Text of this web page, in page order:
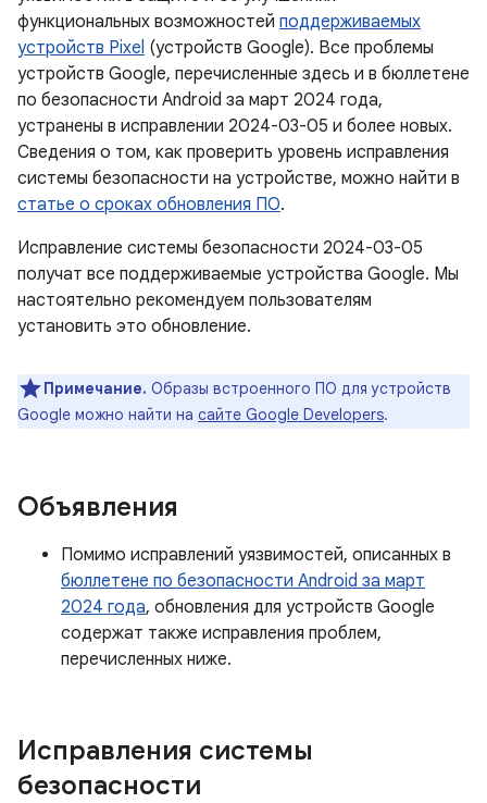
функциональных возможностей поддерживаемых
устройств Pixel (устройств Google). Все проблемы
устройств Google, перечисленные здесь и в бюллетене
по безопасности Android за март 2024 года,
устранены в исправлении 2024-03-05 и более новых.
Сведения о том, как проверить уровень исправления
системы безопасности на устройстве, можно найти в
статье о сроках обновления ПО.
Исправление системы безопасности 2024-03-05
получат все поддерживаемые устройства Google. Мы
настоятельно рекомендуем пользователям
установить это обновление.
Примечание. Образы встроенного ПО для устройств
Google можно найти на сайте Google Developers.
Объявления
Помимо исправлений уязвимостей, описанных в
бюллетене по безопасности Android за март
2024 года, обновления для устройств Google
содержат также исправления проблем,
перечисленных ниже.
Исправления системы
безопасности